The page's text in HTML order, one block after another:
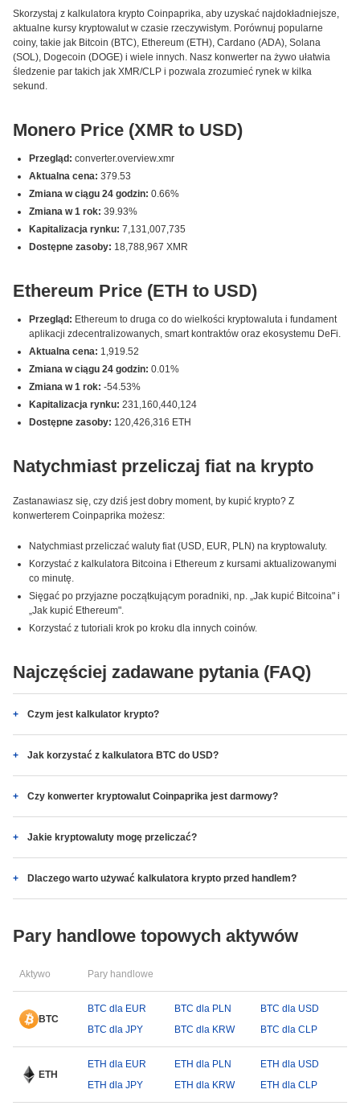
Skorzystaj z kalkulatora krypto Coinpaprika, aby uzyskać najdokładniejsze,
aktualne kursy kryptowalut w czasie rzeczywistym. Porównuj popularne
coiny, takie jak Bitcoin (BTC), Ethereum (ETH), Cardano (ADA), Solana
(SOL), Dogecoin (DOGE) i wiele innych. Nasz konwerter na żywo ułatwia
śledzenie par takich jak XMR/CLP i pozwala zrozumieć rynek w kilka
sekund.
Monero Price (XMR to USD)
Przegląd: converter.overview.xmr
Aktualna cena: 379.53
Zmiana w ciągu 24 godzin: 0.66%
Zmiana w 1 rok: 39.93%
Kapitalizacja rynku: 7,131,007,735
Dostępne zasoby: 18,788,967 XMR
Ethereum Price (ETH to USD)
Przegląd: Ethereum to druga co do wielkości kryptowaluta i fundament
aplikacji zdecentralizowanych, smart kontraktów oraz ekosystemu DeFi.
Aktualna cena: 1,919.52
Zmiana w ciągu 24 godzin: 0.01%
Zmiana w 1 rok: -54.53%
Kapitalizacja rynku: 231,160,440,124
Dostępne zasoby: 120,426,316 ETH
Natychmiast przeliczaj fiat na krypto
Zastanawiasz się, czy dziś jest dobry moment, by kupić krypto? Z
konwerterem Coinpaprika możesz:
Natychmiast przeliczać waluty fiat (USD, EUR, PLN) na kryptowaluty.
Korzystać z kalkulatora Bitcoina i Ethereum z kursami aktualizowanymi
co minutę.
Sięgać po przyjazne początkującym poradniki, np. „Jak kupić Bitcoina" i
„Jak kupić Ethereum".
Korzystać z tutoriali krok po kroku dla innych coinów.
Najczęściej zadawane pytania (FAQ)
Czym jest kalkulator krypto?
Jak korzystać z kalkulatora BTC do USD?
Czy konwerter kryptowalut Coinpaprika jest darmowy?
Jakie kryptowaluty mogę przeliczać?
Dlaczego warto używać kalkulatora krypto przed handlem?
Pary handlowe topowych aktywów
Aktywo Pary handlowe
BTC
BTC dla EUR BTC dla PLN
BTC dla USD
BTC dla JPY
BTC dla KRW BTC dla CLP
ETH
ETH dla EUR ETH dla PLN
ETH dla USD
ETH dla JPY
ETH dla KRW ETH dla CLP